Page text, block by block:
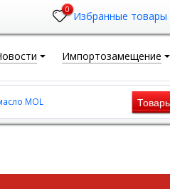
0 Избранные товары
Импортозамещение
MOL